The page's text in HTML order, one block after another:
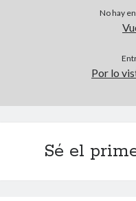
El hombre que comía
Maese Cámara
No hay
Por lo
Sé el